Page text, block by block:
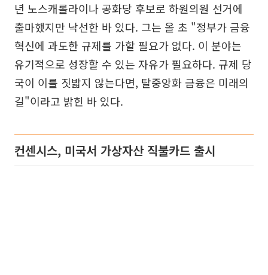
년 노스캐롤라이나 공화당 후보로 하원의원 선거에
출마했지만 낙선한 바 있다. 그는 올 초 "정부가 금융
혁신에 과도한 규제를 가할 필요가 없다. 이 분야는
유기적으로 성장할 수 있는 자유가 필요하다. 규제 당
국이 이를 짓밟지 않는다면, 탈중앙화 금융은 미래의
길"이라고 밝힌 바 있다.
컨센시스, 미국서 가상자산 직불카드 출시